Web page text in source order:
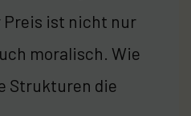
Preis ist nicht nur
moralisch. Wie
Strukturen die